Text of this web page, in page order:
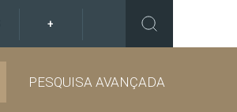
+
PESQUISA AVANÇADA